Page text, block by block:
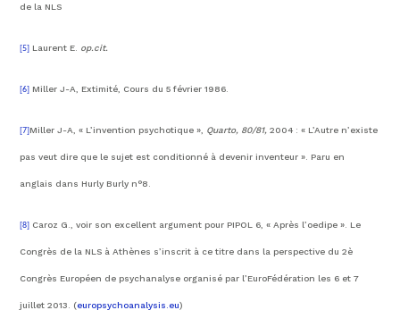
de la NLS
[5] Laurent E. op.cit.
[6] Miller J-A, Extimité, Cours du 5 février 1986.
[7]Miller J-A, « L’invention psychotique », Quarto, 80/81,2004 : « L’Autre n’existe
pas veut dire que le sujet est conditionné à devenir inventeur ». Paru en
anglais dans Hurly Burly n°8.
[8] Caroz G., voir son excellent argument pour PIPOL 6, « Après l’oedipe ». Le
Congrès de la NLS à Athènes s’inscrit à ce titre dans la perspective du 2è
Congrès Européen de psychanalyse organisé par l’EuroFédération les 6 et 7
juillet 2013. (europsychoanalysis.eu)